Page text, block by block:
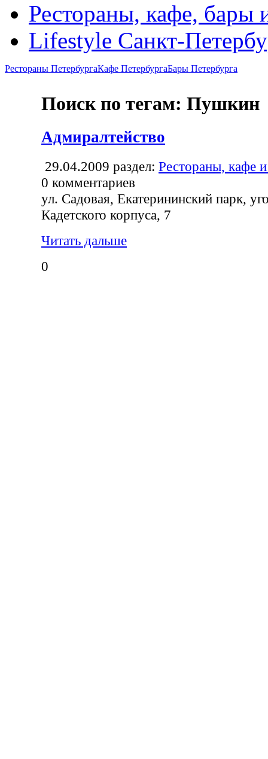
Рестораны, кафе, бары
Lifestyle Санкт-
Рестораны ПетербургаКафе ПетербургаБары Петербурга
Поиск по тегам: Пушкин
Адмиралтейство
29.04.2009 раздел: Рестораны, кафе
0 комментариев
ул. Садовая, Екатерининский парк,
Кадетского корпуса, 7
Читать дальше
0